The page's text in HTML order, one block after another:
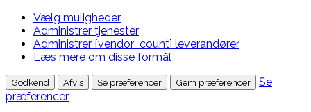
Vælg muligheder
Administrer tjenester
Administrer {vendor_count} leverandører
Læs mere om disse formål
Godkend Afvis Se præferencer Gem præferencer
Se
præferencer